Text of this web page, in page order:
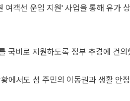
객선 운임 지원' 사업을 통해 유가
국비로 지원하도록 정부 추경에 건의
에서도 섬 주민의 이동권과 생활 안